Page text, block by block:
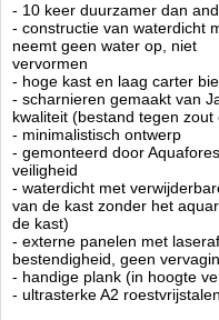
Model:AF-790-R
Product ID:
4.2282 3798.99 3798.99
19 Pre-Order
- 10 keer duurzamer dan
- constructie van waterdicht
neemt geen water op, niet
vervormen
- hoge kast en laag carter
- scharnieren gemaakt van
kwaliteit (bestand tegen zout
- minimalistisch ontwerp
- gemonteerd door
veiligheid
- waterdicht met
van de kast zonder het
de kast)
- externe panelen met
bestendigheid, geen
- handige plank (in hoogte
- ultrasterke A2